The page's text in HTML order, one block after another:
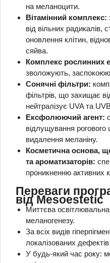
на меланоцити.
Вітамінний комплекс:
від вільних радикалів,
оновлення клітин,
сяйва.
Комплекс рослинних
зволожують,
Сонячні фільтри:
фільтрів, що захищає
нейтралізує UVA та
Ексфолюючий агент:
відлущування рогового
видалення меланіну.
Косметична основа,
та ароматизаторів:
проникненню активних
Переваги
від Mesoestetic
Миттєва освітлювальна
меланогенезу.
За всіх видів
локалізованих дефектів
У будь-який час року: